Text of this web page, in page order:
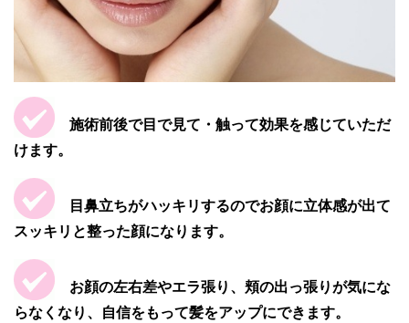
施術前後で目で見て・触って効果を感じていただ
けます。
目鼻立ちがハッキリするのでお顔に立体感が出て
スッキリと整った顔になります。
お顔の左右差やエラ張り、頬の出っ張りが気にな
らなくなり、自信をもって髪をアップにできます。